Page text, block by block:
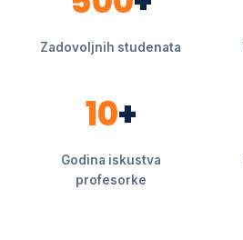
Zadovoljnih studenata
10+
Godina iskustva
profesorke